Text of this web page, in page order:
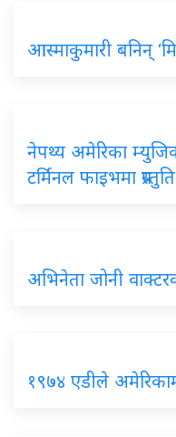
आस्माकुमारी बनिन्
नेपथ्य अमेरिका
टर्मिनल फाइभमा
अभिनेता जोनी
१९७४ एडीले